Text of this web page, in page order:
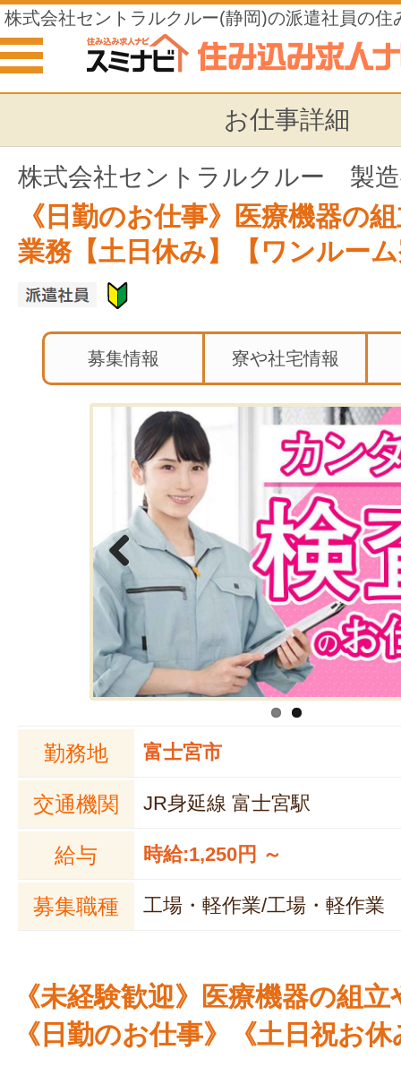
株式会社セントラルクルー(静岡)の派遣社員の住
お仕事詳細
株式会社セントラルクルー 製
《日勤のお仕事》医療機器の
業務【土日休み】【ワンルー
募集情報 寮や社宅情報
Previous
勤務地 富士宮市
交通機関 JR身延線 富士宮駅
給与 時給:1,250円 ～
募集職種 工場・軽作業/工場・軽作業
《未経験歓迎》医療機器の組
《日勤のお仕事》《土日祝お休